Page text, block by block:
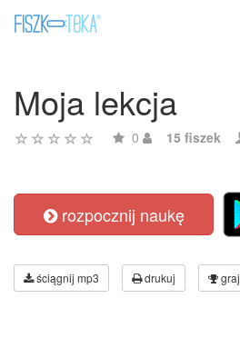
Moja lekcja
0 15 fiszek
rozpocznij naukę
ściągnij mp3 drukuj graj